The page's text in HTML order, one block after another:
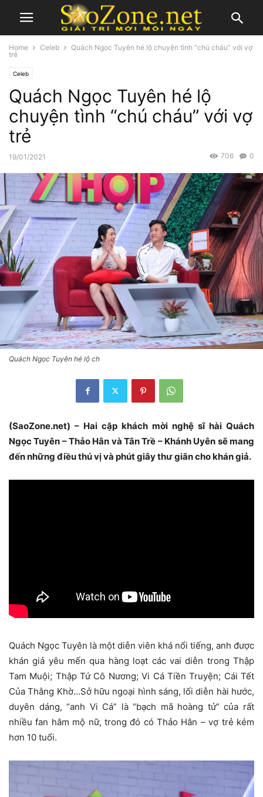
Home Celeb
Quách Ngọc Tuyên hé lộ chuyện tình “chú cháu” với vợ
trẻ
Celeb
Quách Ngọc Tuyên hé lộ
chuyện tình “chú cháu” với vợ
trẻ
19/01/2021 0
706
Quách Ngọc Tuyên hé lộ ch
(SaoZone.net) – Hai cặp khách mời nghệ sĩ hài Quách
Ngọc Tuyên – Thảo Hân và Tân Trề – Khánh Uyên sẽ mang
đến những điều thú vị và phút giây thư giãn cho khán giả.
Quách Ngọc Tuyên là một diễn viên khá nổi tiếng, anh được
khán giả yêu mến qua hàng loạt các vai diễn trong Thập
Tam Muội; Thập Tứ Cô Nương; Vi Cá Tiền Truyện; Cái Tết
Của Thằng Khờ…Sở hữu ngoại hình sáng, lối diễn hài hước,
duyên dáng, “anh Vi Cá” là “bạch mã hoàng tử” của rất
nhiều fan hâm mộ nữ, trong đó có Thảo Hân – vợ trẻ kém
hơn 10 tuổi.